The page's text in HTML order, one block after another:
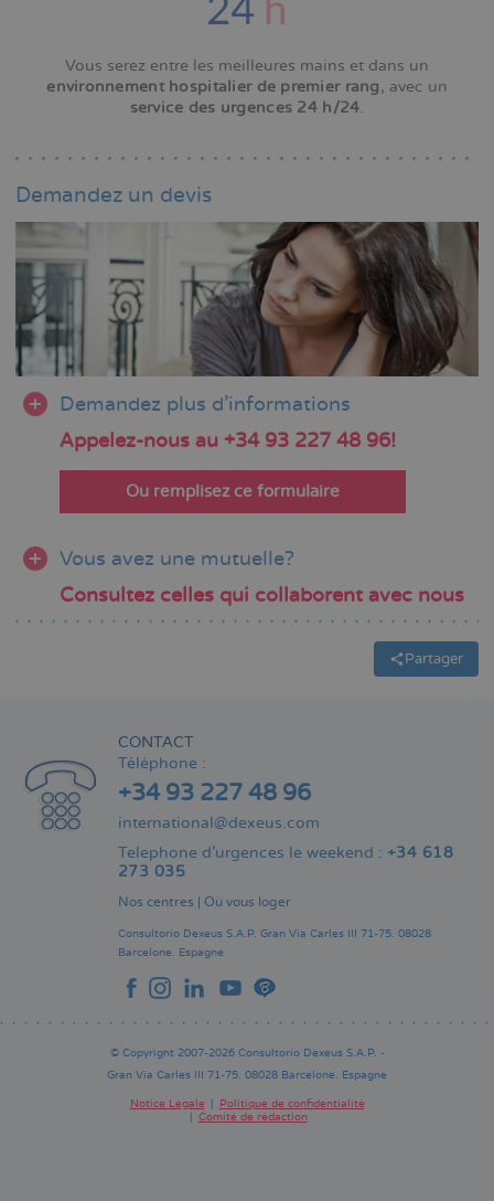
Vous serez entre les meilleures mains et dans un
environnement hospitalier de premier rang, avec un
service des urgences 24 h/24.
Demandez un devis
Demandez plus d'informations
Appelez-nous au +34 93 227 48 96!
Ou remplisez ce formulaire
Vous avez une mutuelle?
Consultez celles qui collaborent avec nous
Partager
CONTACT
Téléphone :
+34 93 227 48 96
international@dexeus.com
Telephone d’urgences le weekend : +34 618
273 035
Nos centres Où vous loger
Consultorio Dexeus S.A.P. Gran Via Carles III 71-75. 08028
Barcelone. Espagne
© Copyright 2007-2026 Consultorio Dexeus S.A.P. -
Gran Via Carles III 71-75. 08028 Barcelone. Espagne
Notice Légale
Politique de confidentialité
Comité de rédaction